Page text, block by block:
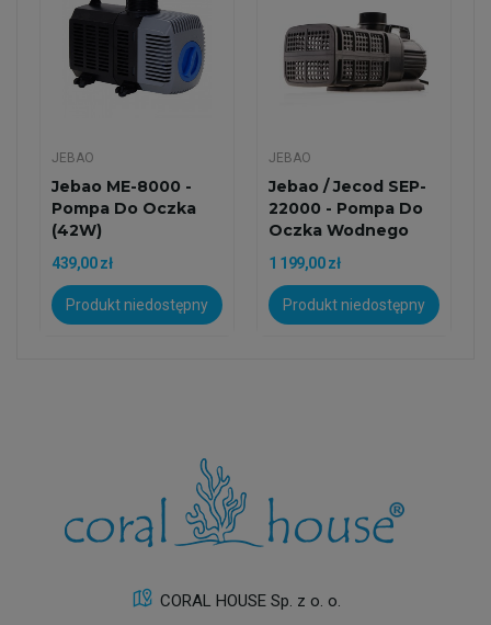
JEBAO
Jebao ME-8000 -
Pompa Do Oczka
(42W)
439,00 zł
Produkt niedostępny
JEBAO
Jebao / Jecod SEP-
22000 - Pompa Do
Oczka Wodnego
22000 L/h
1 199,00 zł
Produkt niedostępny
CORAL HOUSE Sp. z o. o.